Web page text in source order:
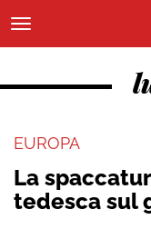
EUROPA
La
tedesca sul